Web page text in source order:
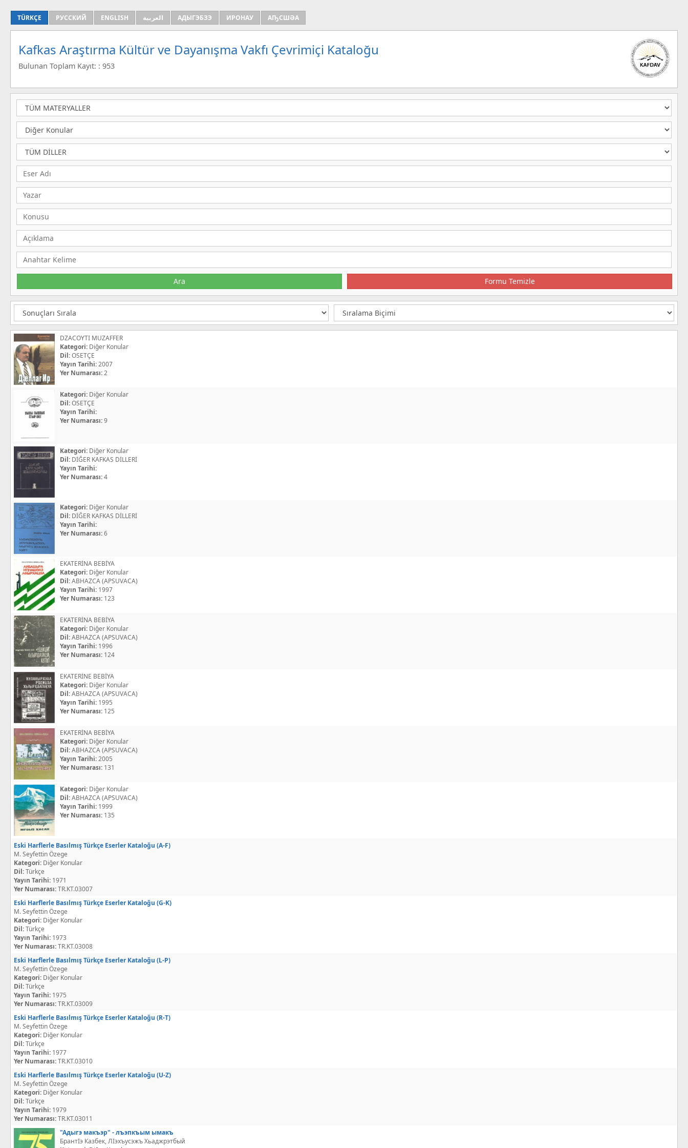
TÜRKÇE РУССКИЙ ENGLISH العربية АДЫГЭБЗЭ ИРОНАУ АҦСШӘА
Kafkas Araştırma Kültür ve Dayanışma Vakfı Çevrimiçi Kataloğu
Bulunan Toplam Kayıt: : 953
DZACOYTI MUZAFFER
Kategori: Diğer Konular
Dil:OSETÇE
Yayın Tarihi:2007
Yer Numarası:2
Kategori: Diğer Konular
Dil:OSETÇE
Yayın Tarihi:
Yer Numarası:9
Kategori: Diğer Konular
Dil: DİĞER KAFKAS DİLLERİ
Yayın Tarihi:
Yer Numarası:4
Kategori: Diğer Konular
Dil: DİĞER KAFKAS DİLLERİ
Yayın Tarihi:
Yer Numarası:6
EKATERİNA BEBİYA
Kategori: Diğer Konular
Dil:ABHAZCA (APSUVACA)
Yayın Tarihi: 1997
Yer Numarası: 123
EKATERİNA BEBİYA
Kategori: Diğer Konular
Dil:ABHAZCA (APSUVACA)
Yayın Tarihi: 1996
Yer Numarası: 124
EKATERİNE BEBİYA
Kategori: Diğer Konular
Dil:ABHAZCA (APSUVACA)
Yayın Tarihi: 1995
Yer Numarası: 125
EKATERİNA BEBİYA
Kategori: Diğer Konular
Dil:ABHAZCA (APSUVACA)
Yayın Tarihi:2005
Yer Numarası: 131
Kategori: Diğer Konular
Dil:ABHAZCA (APSUVACA)
Yayın Tarihi: 1999
Yer Numarası: 135
Eski Harflerle Basılmış Türkçe Eserler Kataloğu (A-F)
M. Seyfettin Özege
Kategori: Diğer Konular
Dil:Türkçe
Yayın Tarihi: 1971
Yer Numarası:TR.KT.03007
Eski Harflerle Basılmış Türkçe Eserler Kataloğu (G-K)
M. Seyfettin Özege
Kategori: Diğer Konular
Dil:Türkçe
Yayın Tarihi: 1973
Yer Numarası:TR.KT.03008
Eski Harflerle Basılmış Türkçe Eserler Kataloğu (L-P)
M. Seyfettin Özege
Kategori: Diğer Konular
Dil:Türkçe
Yayın Tarihi: 1975
Yer Numarası:TR.KT.03009
Eski Harflerle Basılmış Türkçe Eserler Kataloğu (R-T)
M. Seyfettin Özege
Kategori: Diğer Konular
Dil:Türkçe
Yayın Tarihi: 1977
Yer Numarası:TR.KT.03010
Eski Harflerle Basılmış Türkçe Eserler Kataloğu (U-Z)
M. Seyfettin Özege
Kategori: Diğer Konular
Dil:Türkçe
Yayın Tarihi: 1979
Yer Numarası:TR.KT.03011
"Адыгэ макъэр" - лъэпкъым ымакъ
БрантІэ Казбек, ЛІэхъусэжъ Хьаджрэтбый